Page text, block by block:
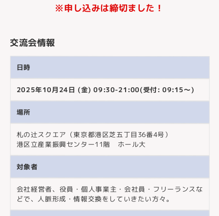
※申し込みは締切ました！
交流会情報
日時
2025年10月24日 (金) 09:30-21:00(受付: 09:15～)
場所
札の辻スクエア（東京都港区芝五丁目36番4号）
港区立産業振興センター11階 ホール大
対象者
会社経営者、役員・個人事業主・会社員・フリーランスな
どで、人脈形成・情報交換をしていきたい方々。